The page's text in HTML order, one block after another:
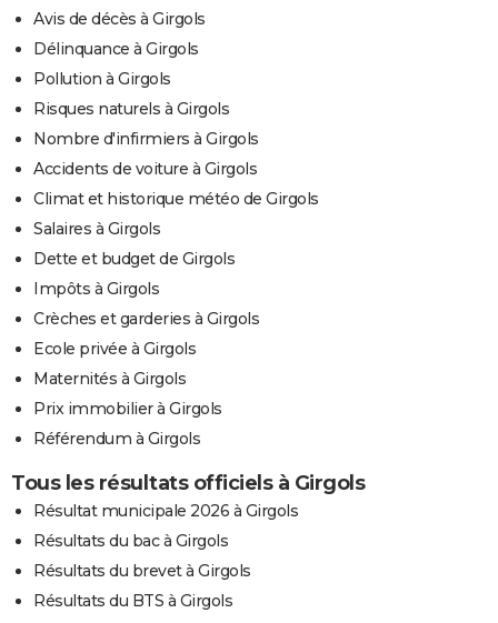
Avis de décès à Girgols
Délinquance à Girgols
Pollution à Girgols
Risques naturels à Girgols
Nombre d'infirmiers à Girgols
Accidents de voiture à Girgols
Climat et historique météo de Girgols
Salaires à Girgols
Dette et budget de Girgols
Impôts à Girgols
Crèches et garderies à Girgols
Ecole privée à Girgols
Maternités à Girgols
Prix immobilier à Girgols
Référendum à Girgols
Tous les résultats officiels à Girgols
Résultat municipale 2026 à Girgols
Résultats du bac à Girgols
Résultats du brevet à Girgols
Résultats du BTS à Girgols